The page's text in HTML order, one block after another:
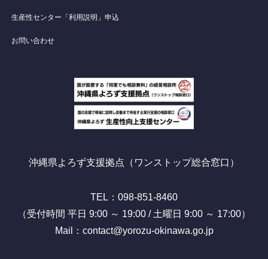
生産性センター「利用説明」申込
お問い合わせ
沖縄県よろず支援拠点（ワンストップ総合窓口）
TEL：098-851-8460
（受付時間 平日 9:00 ～ 19:00 / 土曜日 9:00 ～ 17:00）
Mail：contact@yorozu-okinawa.go.jp